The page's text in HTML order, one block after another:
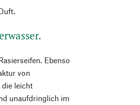
Ebenso
von
leicht
unaufdringlich im